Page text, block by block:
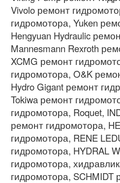
Vivolo ремонт
гидромотора, Yuken
Hengyuan Hydraulic
Mannesmann Rexroth
XCMG ремонт
гидромотора, O&K
Hydro Gigant ремонт
Tokiwa ремонт
гидромотора, Roquet,
ремонт гидромотора,
гидромотора, RENE
гидромотора, HYDRAL
гидромотора,
гидромотора, SCHMIDT